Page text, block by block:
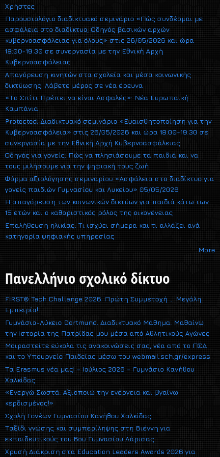
Χρήστες
Παρουσιολόγιο διαδικτυακό σεμινάριο «Πώς συνδέομαι με
ασφάλεια στο διαδίκτυο; Οδηγός βασικών αρχών
κυβερνοασφάλειας για όλους» στις 26/05/2026 και ώρα
18:00-19:30 σε συνεργασία με την Εθνική Αρχή
Κυβερνοασφάλειας
Απαγόρευση κινητών στα σχολεία και μέσα κοινωνικής
δικτύωσης: Λάβετε μέρος σε νέα έρευνα
«Το Σπίτι Πρέπει να είναι Ασφαλές»: Νέα Ευρωπαϊκή
Καμπάνια
Protected: Διαδικτυακό σεμινάριο «Ευαισθητοποίηση για την
Κυβερνοασφάλεια» στις 26/05/2026 και ώρα 18:00-19:30 σε
συνεργασία με την Εθνική Αρχή Κυβερνοασφάλειας
Οδηγός για γονείς: Πώς να πλησιάσουμε τα παιδιά και να
τους μιλήσουμε για την ψηφιακή τους ζωή
Φόρμα αξιολόγησης σεμιναρίου «Ασφάλεια στο διαδίκτυο για
γονείς παιδιών Γυμνασίου και Λυκείου» 05/05/2026
Η απαγόρευση των κοινωνικών δικτύων για παιδιά κάτω των
15 ετών και ο καθοριστικός ρόλος της οικογένειας
Επαλήθευση ηλικίας: Τι ισχύει σήμερα και τι αλλάζει ανά
κατηγορία ψηφιακής υπηρεσίας
More
Πανελλήνιο σχολικό δίκτυο
FIRST® Tech Challenge 2026. Πρώτη Συμμετοχή … Μεγάλη
Εμπειρία!
Γυμνάσιο-Λύκειο Dortmund. Διαδικτυακό Μάθημα. Μαθαίνω
την Ιστορία της Πατρίδας μου μέσα από Αθλητικούς Αγώνες
Μοιραστείτε εύκολα τις ανακοινώσεις σας, νέα από το ΠΣΔ
και το Υπουργείο Παιδείας μέσω του webmail.sch.gr/express
Τα Erasmus νέα μας! – Ιούλιος 2026 – Γυμνάσιο Κανήθου
Χαλκίδας
«Ενεργώ Σωστά: Αξιοποιώ την ενέργεια και βγαίνω
κερδισμένος!»
Σχολή Γονέων Γυμνασίου Κανήθου Χαλκίδας
Ταξίδι γνώσης και συμπερίληψης στη Βιέννη για
εκπαιδευτικούς του 6ου Γυμνασίου Λάρισας
Χρυσή Διάκριση στα Education Leaders Awards 2026 για